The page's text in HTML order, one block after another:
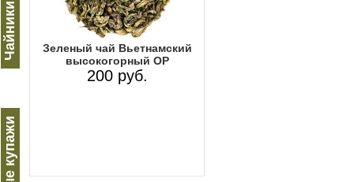
Чайники
Зеленый чай Вьетнамcкий
высокогорный OP
200 руб.